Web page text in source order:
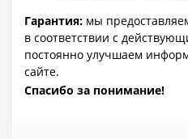
Гарантия: мы
в соответствии с
постоянно улучшаем
сайте.
Спасибо за понимание!